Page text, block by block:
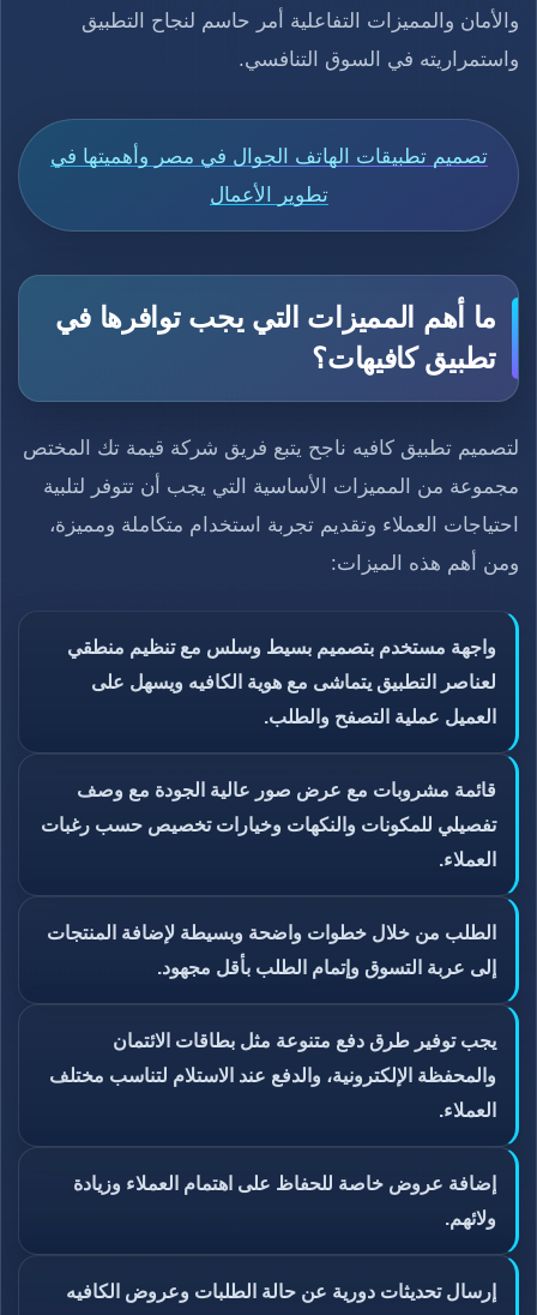
والأمان والمميزات التفاعلية أمر حاسم لنجاح التطبيق
واستمراريته في السوق التنافسي.
تصميم تطبيقات الهاتف الجوال في مصر وأهميتها في
تطوير الأعمال
ما أهم المميزات التي يجب توافرها في
تطبيق كافيهات؟
لتصميم تطبيق كافيه ناجح يتبع فريق شركة قيمة تك المختص
مجموعة من المميزات الأساسية التي يجب أن تتوفر لتلبية
احتياجات العملاء وتقديم تجربة استخدام متكاملة ومميزة،
ومن أهم هذه الميزات:
واجهة مستخدم بتصميم بسيط وسلس مع تنظيم منطقي
لعناصر التطبيق يتماشى مع هوية الكافيه ويسهل على
العميل عملية التصفح والطلب.
قائمة مشروبات مع عرض صور عالية الجودة مع وصف
تفصيلي للمكونات والنكهات وخيارات تخصيص حسب رغبات
العملاء.
الطلب من خلال خطوات واضحة وبسيطة لإضافة المنتجات
إلى عربة التسوق وإتمام الطلب بأقل مجهود.
يجب توفير طرق دفع متنوعة مثل بطاقات الائتمان
والمحفظة الإلكترونية، والدفع عند الاستلام لتناسب مختلف
العملاء.
إضافة عروض خاصة للحفاظ على اهتمام العملاء وزيادة
ولائهم.
إرسال تحديثات دورية عن حالة الطلبات وعروض الكافيه